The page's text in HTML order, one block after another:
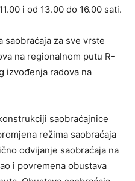
i od 13.00 do 16.00 sati.
saobraćaja za sve vrste
na regionalnom putu R-
izvođenja radova na
saobraćajnice
režima saobraćaja
odvijanje saobraćaja na
i povremena obustava